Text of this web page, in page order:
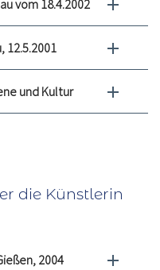
vom 18.4.2002
12.5.2001
und Kultur
die Künstlerin
2004